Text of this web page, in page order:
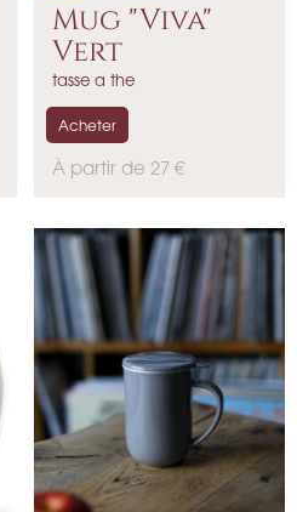
Mug "Viva"
Vert
tasse a the
P
x
À partir de 27 €
Acheter